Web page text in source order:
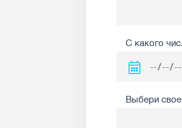
С какого
Выбери